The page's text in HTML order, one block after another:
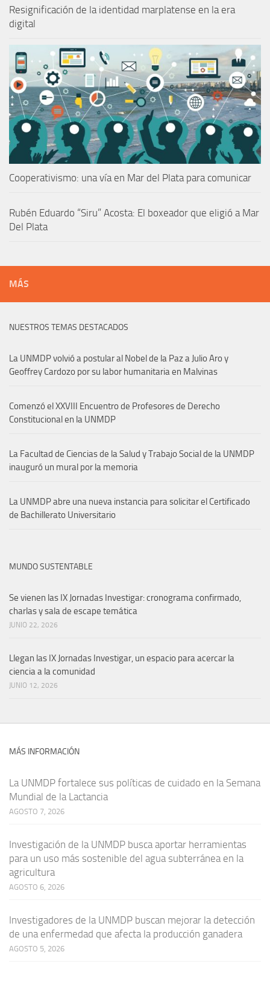
Resignificación de la identidad marplatense en la era
digital
Cooperativismo: una vía en Mar del Plata para comunicar
Rubén Eduardo “Siru” Acosta: El boxeador que eligió a Mar
Del Plata
MÁS
NUESTROS TEMAS DESTACADOS
La UNMDP volvió a postular al Nobel de la Paz a Julio Aro y
Geoffrey Cardozo por su labor humanitaria en Malvinas
Comenzó el XXVIII Encuentro de Profesores de Derecho
Constitucional en la UNMDP
La Facultad de Ciencias de la Salud y Trabajo Social de la UNMDP
inauguró un mural por la memoria
La UNMDP abre una nueva instancia para solicitar el Certificado
de Bachillerato Universitario
MUNDO SUSTENTABLE
Se vienen las IX Jornadas Investigar: cronograma confirmado,
charlas y sala de escape temática
JUNIO 22, 2026
Llegan las IX Jornadas Investigar, un espacio para acercar la
ciencia a la comunidad
JUNIO 12, 2026
MÁS INFORMACIÓN
La UNMDP fortalece sus políticas de cuidado en la Semana
Mundial de la Lactancia
AGOSTO 7, 2026
Investigación de la UNMDP busca aportar herramientas
para un uso más sostenible del agua subterránea en la
agricultura
AGOSTO 6, 2026
Investigadores de la UNMDP buscan mejorar la detección
de una enfermedad que afecta la producción ganadera
AGOSTO 5, 2026